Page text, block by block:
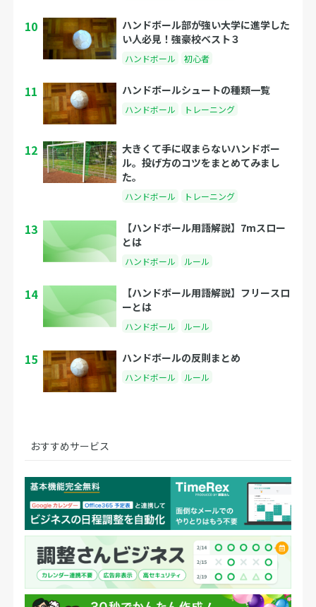
10
ハンドボール部が強い大学に進学した
い人必見！強豪校ベスト３
ハンドボール 初心者
11 ハンドボールシュートの種類一覧
ハンドボール トレーニング
12
大きくて手に収まらないハンドボー
ル。投げ方のコツをまとめてみまし
た。
ハンドボール トレーニング
13
【ハンドボール用語解説】7mスロー
とは
ハンドボール ルール
14
【ハンドボール用語解説】フリースロ
ーとは
ハンドボール ルール
15 ハンドボールの反則まとめ
ハンドボール ルール
おすすめサービス